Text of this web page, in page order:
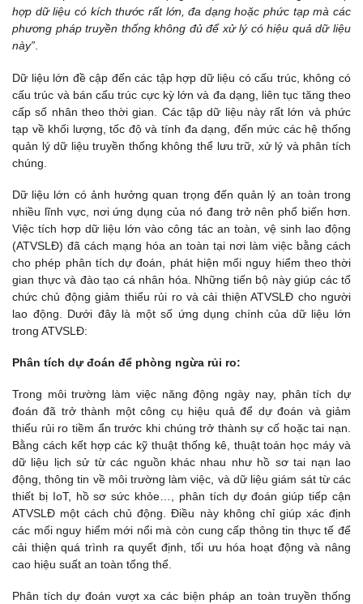
hợp dữ liệu có kích thước rất lớn, đa dạng hoặc phức tạp mà các
phương pháp truyền thống không đủ để xử lý có hiệu quả dữ liệu
này”.
Dữ liệu lớn đề cập đến các tập hợp dữ liệu có cấu trúc, không có
cấu trúc và bán cấu trúc cực kỳ lớn và đa dạng, liên tục tăng theo
cấp số nhân theo thời gian. Các tập dữ liệu này rất lớn và phức
tạp về khối lượng, tốc độ và tính đa dạng, đến mức các hệ thống
quản lý dữ liệu truyền thống không thể lưu trữ, xử lý và phân tích
chúng.
Dữ liệu lớn có ảnh hưởng quan trọng đến quản lý an toàn trong
nhiều lĩnh vực, nơi ứng dụng của nó đang trở nên phổ biến hơn.
Việc tích hợp dữ liệu lớn vào công tác an toàn, vệ sinh lao động
(ATVSLĐ) đã cách mạng hóa an toàn tại nơi làm việc bằng cách
cho phép phân tích dự đoán, phát hiện mối nguy hiểm theo thời
gian thực và đào tạo cá nhân hóa. Những tiến bộ này giúp các tổ
chức chủ động giảm thiểu rủi ro và cải thiện ATVSLĐ cho người
lao động. Dưới đây là một số ứng dụng chính của dữ liệu lớn
trong ATVSLĐ:
Phân tích dự đoán để phòng ngừa rủi ro:
Trong môi trường làm việc năng động ngày nay, phân tích dự
đoán đã trở thành một công cụ hiệu quả để dự đoán và giảm
thiểu rủi ro tiềm ẩn trước khi chúng trở thành sự cố hoặc tai nạn.
Bằng cách kết hợp các kỹ thuật thống kê, thuật toán học máy và
dữ liệu lịch sử từ các nguồn khác nhau như hồ sơ tai nạn lao
động, thông tin về môi trường làm việc, và dữ liệu giám sát từ các
thiết bị IoT, hồ sơ sức khỏe…, phân tích dự đoán giúp tiếp cận
ATVSLĐ một cách chủ động. Điều này không chỉ giúp xác định
các mối nguy hiểm mới nổi mà còn cung cấp thông tin thực tế để
cải thiện quá trình ra quyết định, tối ưu hóa hoạt động và nâng
cao hiệu suất an toàn tổng thể.
Phân tích dự đoán vượt xa các biện pháp an toàn truyền thống